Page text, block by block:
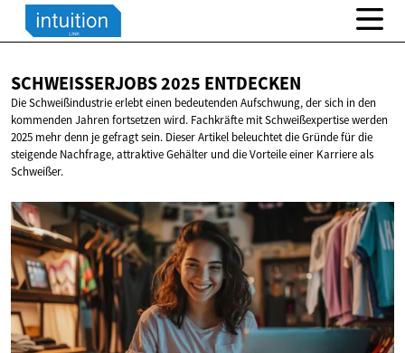
SCHWEISSERJOBS 2025 ENTDECKEN
Die Schweißindustrie erlebt einen bedeutenden Aufschwung, der sich in den
kommenden Jahren fortsetzen wird. Fachkräfte mit Schweißexpertise werden
2025 mehr denn je gefragt sein. Dieser Artikel beleuchtet die Gründe für die
steigende Nachfrage, attraktive Gehälter und die Vorteile einer Karriere als
Schweißer.